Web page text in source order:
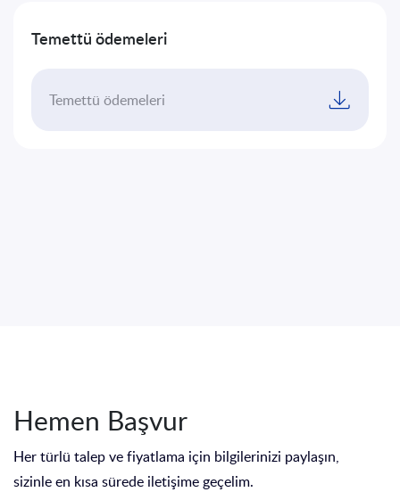
Temettü ödemeleri
Temettü ödemeleri
Hemen Başvur
Her türlü talep ve fiyatlama için bilgilerinizi paylaşın,
sizinle en kısa sürede iletişime geçelim.